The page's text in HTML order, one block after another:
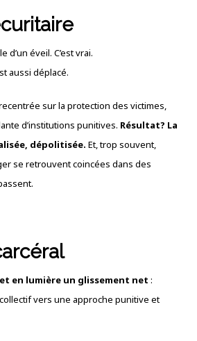
d’un éveil. C’est vrai.
aussi déplacé.
sur la protection des victimes,
d’institutions punitives. Résultat? La
dépolitisée. Et, trop souvent,
se retrouvent coincées dans des
en lumière un glissement net :
vers une approche punitive et